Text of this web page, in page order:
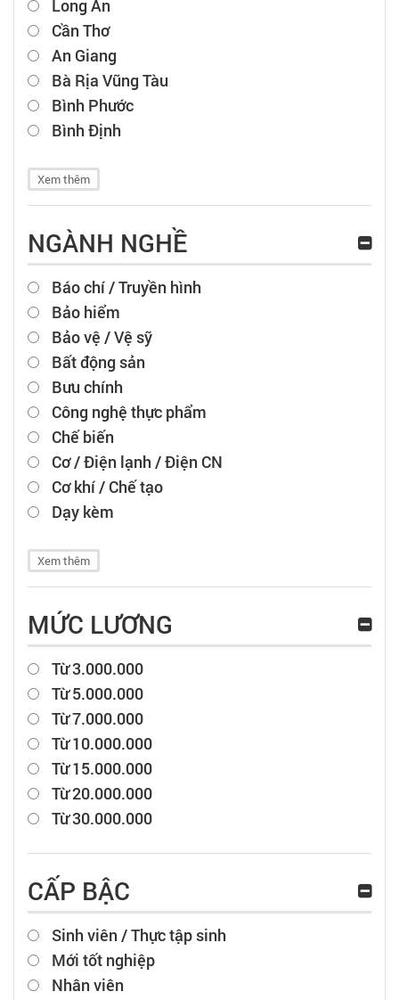
Long An
Cần Thơ
An Giang
Bà Rịa Vũng Tàu
Bình Phước
Bình Định
Xem thêm
NGÀNH NGHỀ
Báo chí / Truyền hình
Bảo hiểm
Bảo vệ / Vệ sỹ
Bất động sản
Bưu chính
Công nghệ thực phẩm
Chế biến
Cơ / Điện lạnh / Điện CN
Cơ khí / Chế tạo
Dạy kèm
Xem thêm
MỨC LƯƠNG
Từ 3.000.000
Từ 5.000.000
Từ 7.000.000
Từ 10.000.000
Từ 15.000.000
Từ 20.000.000
Từ 30.000.000
CẤP BẬC
Sinh viên / Thực tập sinh
Mới tốt nghiệp
Nhân viên